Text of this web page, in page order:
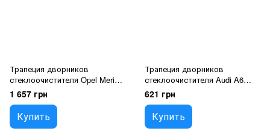
Трапеция дворников
стеклоочистителя Opel Meriva
A 2003-2010, 1274058
1 657 грн
Купить
Трапеция дворников
стеклоочистителя Audi A6
2004-2011, 4F1955023A,
621 грн
Купить